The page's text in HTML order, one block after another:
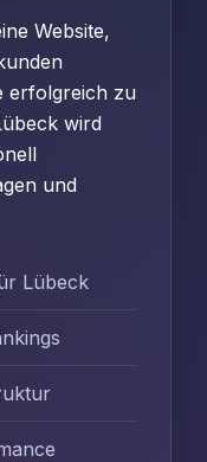
Website,
erfolgreich zu
wird
und
Lübeck